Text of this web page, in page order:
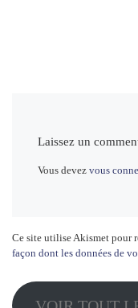
Laissez un
Vous devezvous
Ce site utilise Akismet pour
façon dont les données de